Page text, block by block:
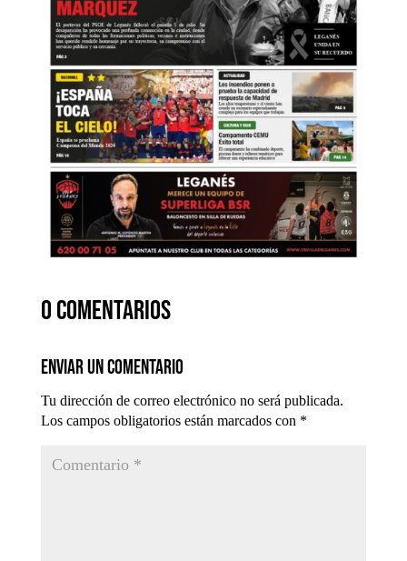
0 comentarios
Enviar un comentario
Tu dirección de correo electrónico no será publicada.
Los campos obligatorios están marcados con *